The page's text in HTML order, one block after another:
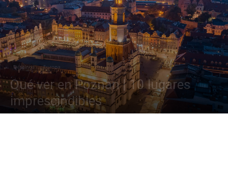
Destinos Europa
Qué ver en Poznan | 10 lugares
imprescindibles